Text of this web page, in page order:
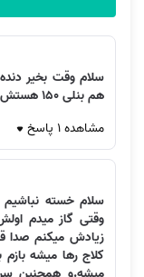
تیم‌های موتوسازی
تیم تعمیرکار
تیم تعمیرکار سیار
نحوه ثبت سفارش
پس از مراجعه به
سفارش تعمیر
کنید.
هم بنلی 150 هستش ایرادش چیه و چقدر هزینه تعمیر میشه
مشاهده 1 پاسخ
وقتی گاز میدم
زیادش میکنم صدا
کلاج رها میشه